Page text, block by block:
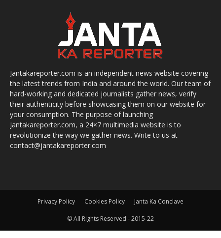
Jantakareporter.com is an independent news website covering
the latest trends from India and around the world. Our team of
hard-working and dedicated journalists gather news, verify
their authenticity before showcasing them on our website for
your consumption. The purpose of launching
Jantakareporter.com, a 24×7 multimedia website is to
revolutionize the way we gather news. Write to us at
contact@jantakareporter.com
Privacy Policy Cookies Policy Janta Ka Conclave
© All Rights Reserved - 2015-22